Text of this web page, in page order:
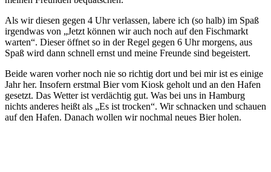
Als wir diesen gegen 4 Uhr verlassen, labere ich (so halb) im Spaß
irgendwas von „Jetzt können wir auch noch auf den Fischmarkt
warten“. Dieser öffnet so in der Regel gegen 6 Uhr morgens, aus
Spaß wird dann schnell ernst und meine Freunde sind begeistert.
Beide waren vorher noch nie so richtig dort und bei mir ist es einige
Jahr her. Insofern erstmal Bier vom Kiosk geholt und an den Hafen
gesetzt. Das Wetter ist verdächtig gut. Was bei uns in Hamburg
nichts anderes heißt als „Es ist trocken“. Wir schnacken und schauen
auf den Hafen. Danach wollen wir nochmal neues Bier holen.